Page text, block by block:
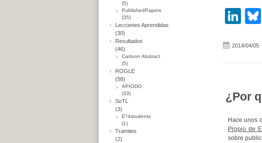
2014/04/05
¿Por
Hace unos
Propio de
sobre
(5)
PublishedPapers
(35)
Lecciones Aprendidas
(30)
Resultados
(46)
Cartoon Abstract
(5)
ROGLE
(58)
APIODO
(33)
SoTL
(3)
E^4students
(1)
Tramites
(2)